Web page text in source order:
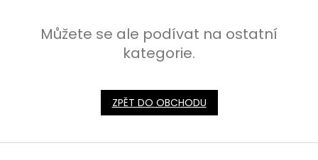
Můžete se ale podívat na ostatní
kategorie.
ZPĚT DO OBCHODU
Z